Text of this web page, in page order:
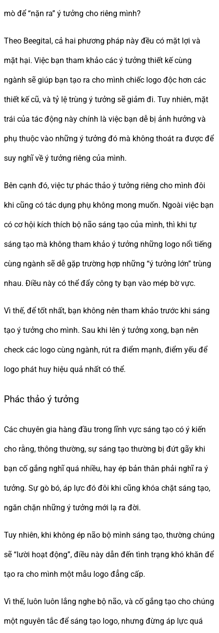
mò để “nặn ra” ý tưởng cho riêng mình?
Theo Beegital, cả hai phương pháp này đều có mặt lợi và
mặt hại. Việc bạn tham khảo các ý tưởng thiết kế cùng
ngành sẽ giúp bạn tạo ra cho mình chiếc logo độc hơn các
thiết kế cũ, và tỷ lệ trùng ý tưởng sẽ giảm đi. Tuy nhiên, mặt
trái của tác động này chính là việc bạn dễ bị ảnh hưởng và
phụ thuộc vào những ý tưởng đó mà không thoát ra được để
suy nghĩ về ý tưởng riêng của mình.
Bên cạnh đó, việc tự phác thảo ý tưởng riêng cho mình đôi
khi cũng có tác dụng phụ không mong muốn. Ngoài việc bạn
có cơ hội kích thích bộ não sáng tạo của mình, thì khi tự
sáng tạo mà không tham khảo ý tưởng những logo nổi tiếng
cùng ngành sẽ dễ gặp trường hợp những “ý tưởng lớn” trùng
nhau. Điều này có thể đẩy công ty bạn vào mép bờ vực.
Vì thế, để tốt nhất, bạn không nên tham khảo trước khi sáng
tạo ý tưởng cho mình. Sau khi lên ý tưởng xong, bạn nên
check các logo cùng ngành, rút ra điểm mạnh, điểm yếu để
logo phát huy hiệu quả nhất có thể.
Phác thảo ý tưởng
Các chuyên gia hàng đầu trong lĩnh vực sáng tạo có ý kiến
cho rằng, thông thường, sự sáng tạo thường bị đứt gãy khi
bạn cố gắng nghĩ quá nhiều, hay ép bản thân phải nghĩ ra ý
tưởng. Sự gò bó, áp lực đó đôi khi cũng khóa chặt sáng tạo,
ngăn chặn những ý tưởng mới lạ ra đời.
Tuy nhiên, khi không ép não bộ mình sáng tạo, thường chúng
sẽ “lười hoạt động”, điều này dẫn đến tình trạng khó khăn để
tạo ra cho mình một mẫu logo đẳng cấp.
Vì thế, luôn luôn lắng nghe bộ não, và cố gắng tạo cho chúng
một nguyên tắc để sáng tạo logo, nhưng đừng áp lực quá